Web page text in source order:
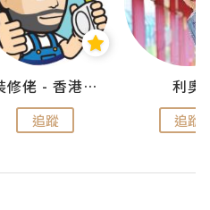
裝修佬 - 香港一站式網上裝修平台
追蹤
利奧
追蹤